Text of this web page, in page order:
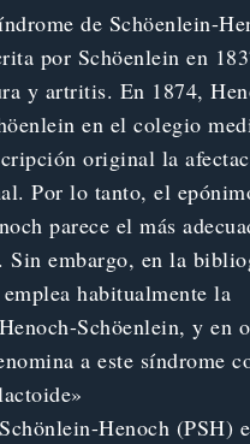
de Schöenlein-
por Schöenlein en
y artritis. En 1874,
en el colegio
original la
Por lo tanto, el
parece el más
Sin embargo, en la
habitualmente la
Schöenlein, y en
a este síndrome
Henoch (PSH)